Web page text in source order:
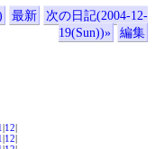
最新
次の日記(2004-12-
19(Sun))»
編集
|12|
|12|